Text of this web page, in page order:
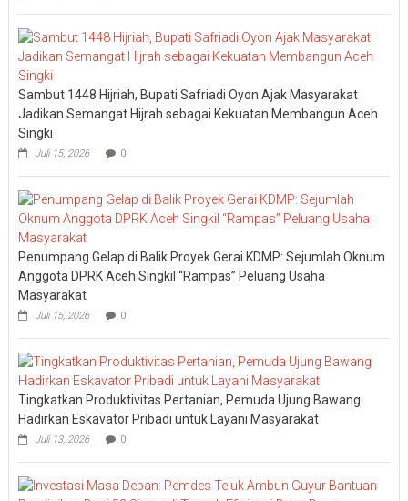
Sambut 1448 Hijriah, Bupati Safriadi Oyon Ajak Masyarakat
Jadikan Semangat Hijrah sebagai Kekuatan Membangun Aceh
Singki
Juli 15, 2026 0
Penumpang Gelap di Balik Proyek Gerai KDMP: Sejumlah Oknum
Anggota DPRK Aceh Singkil “Rampas” Peluang Usaha
Masyarakat
Juli 15, 2026 0
Tingkatkan Produktivitas Pertanian, Pemuda Ujung Bawang
Hadirkan Eskavator Pribadi untuk Layani Masyarakat
Juli 13, 2026 0